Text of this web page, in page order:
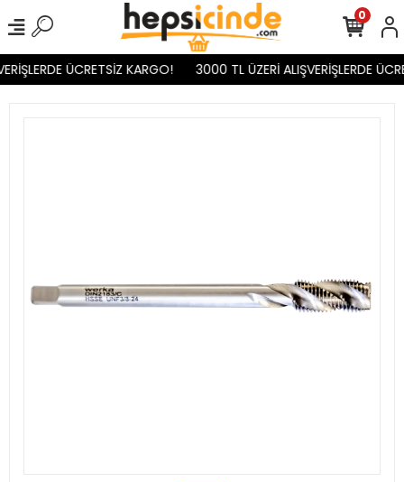
ÜCRETSİZ KARGO! 3000 TL ÜZERİ ALIŞVERİŞLERDE
0